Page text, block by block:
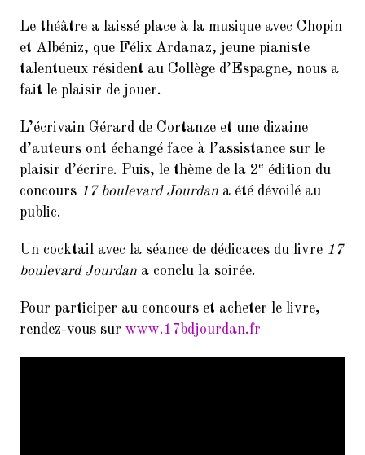
11.
10ème dictée des mots d’or
(vendredi 23 mars 2018, de 18h
à 21h30)
12. Remerciements : Concert du 26
Jean Joinet
Le théâtre a laissé place à la musique avec Chopin
et Albéniz, que Félix Ardanaz, jeune pianiste
talentueux résident au Collège d’Espagne, nous a
fait le plaisir de jouer.
L’écrivain Gérard de Cortanze et une dizaine
d’auteurs ont échangé face à l’assistance sur le
plaisir d’écrire. Puis, le thème de la 2e édition du
concours 17 boulevard Jourdan a été dévoilé au
public.
Un cocktail avec la séance de dédicaces du livre 17
boulevard Jourdan a conclu la soirée.
Pour participer au concours et acheter le livre,
rendez-vous sur www.17bdjourdan.fr